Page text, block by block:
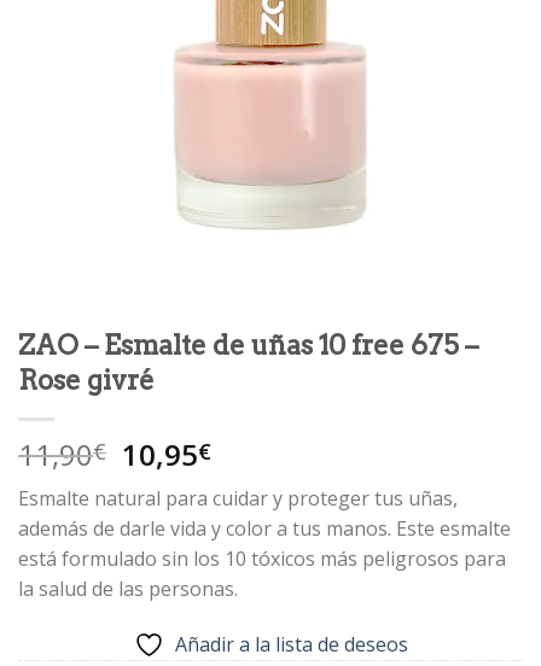
ZAO – Esmalte de uñas 10 free 675 –
Rose givré
11,90€ El
precio
original
era:
11,90€.
10,95€El
precio
actual
es:
10,95€.
Esmalte natural para cuidar y proteger tus uñas,
además de darle vida y color a tus manos. Este esmalte
está formulado sin los 10 tóxicos más peligrosos para
la salud de las personas.
Añadir a la lista de deseos